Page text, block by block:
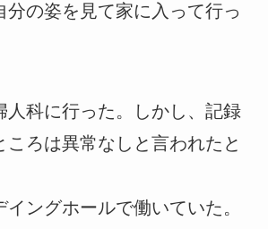
分の姿を見て家に入って行っ
人科に行った。しかし、記録
ころは異常なしと言われたと
ングホールで働いていた。